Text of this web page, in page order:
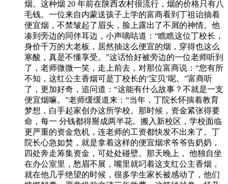
烟。这种烟 20 年前在陕西农村很流行，烟的价格只有八
毛钱。一位来自内蒙送孩子上学的富商看到丁祖诒抽着
便宜烟，不禁皱起了眉头，脸上露出了不屑的神情。他
凑到旁边的同伴耳边，小声嘀咕道：“瞧瞧这位丁校长，
身价千万的大老板，居然抽这么便宜的烟，穿得也这么
寒酸，真是不懂享受。”这话恰好被旁边的一位老师听到
了，老师微微一笑，走上前去，对那位富商说：“您有所
不知，这红公主香烟可是丁校长的‘宝贝’呢。”富商听
了，更加好奇，追问道：“这能有什么故事？不就是一支
便宜烟嘛。”老师缓缓道来：“当年，丁院长怀揣着教育
梦想，白手起家创办这所学校。那时候，资金紧张得要
命，每一 分钱都得掰成两半花。搬入新校区，学校面临
更严重的资金危机，连老师的工资都快发不出来了。丁
院长心急如焚，就是拿着这样的便宜烟求爷爷告奶奶，
四处奔走筹集资金，可处处碰壁。那天晚上， 他独自坐
在办公室里，愁眉不展，嘴里就叼着这支红公主香烟，
就在他几乎绝望的时候，很多学生家长被感动了，他们